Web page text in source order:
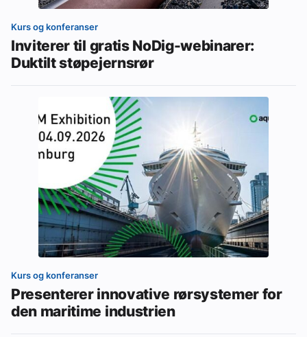
Kurs og konferanser
Inviterer til gratis NoDig-webinarer:
Duktilt støpejernsrør
Kurs og konferanser
Presenterer innovative rørsystemer for
den maritime industrien